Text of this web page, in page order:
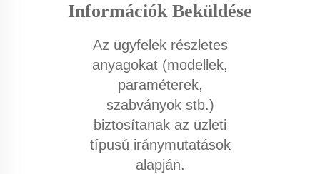
Információk Beküldése
Az ügyfelek részletes
anyagokat (modellek,
paraméterek,
szabványok stb.)
biztosítanak az üzleti
típusú iránymutatások
alapján.